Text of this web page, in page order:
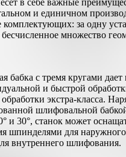
и единичном
комплектующих: за одну
множество
бабка с тремя кругами
и быстрой
экстра-класса.
шлифовальной
и 30°, станок может
шпинделями для
внутреннего шлифования.